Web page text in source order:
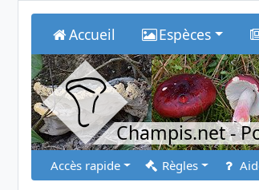
Accueil Espèces
Champis.net-
Accès rapide Règles